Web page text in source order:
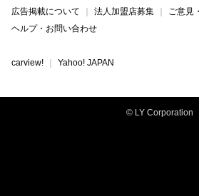
広告掲載について
法人加盟店募集
ご意見
ヘルプ・お問い合わせ
carview! Yahoo! JAPAN
© LY Corporation